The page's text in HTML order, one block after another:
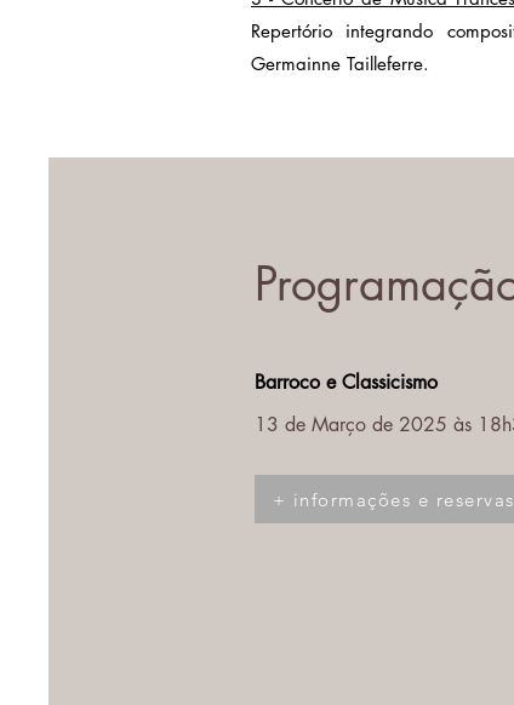
Repertório integrando
Germainne Tailleferre.
Barroco e Classicismo
13 de Março de 2025 às
+ informações e reservas